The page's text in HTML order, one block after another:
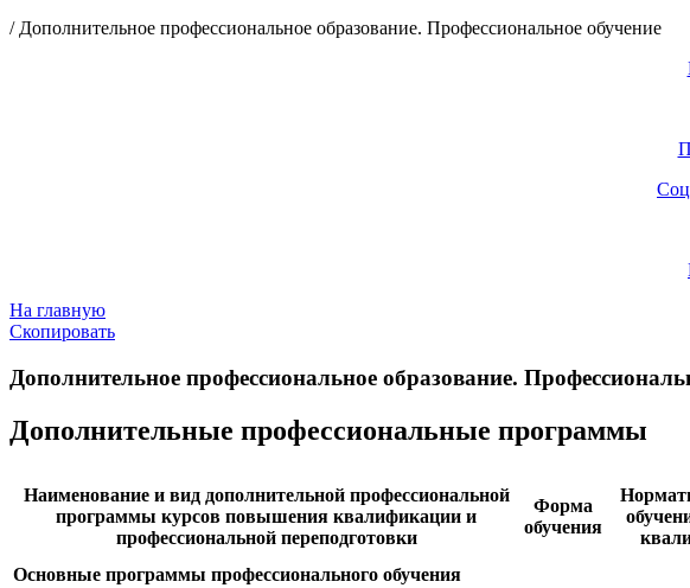
/ Дополнительное профессиональное образование. Профессиональное обучение
На главную
Скопировать
Дополнительное профессиональное образование.
Дополнительные профессиональные программы
Наименование и вид дополнительной профессиональной
программы курсов повышения квалификации и
профессиональной переподготовки
Форма
обучения
Основные программы профессионального обучения